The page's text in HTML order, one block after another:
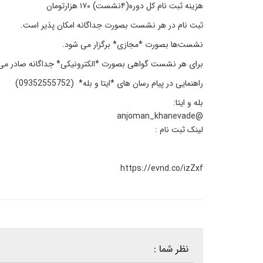
هزینه ثبت نام کل دوره(۴نشست) ۱۷۰ هزارتومان
ثبت نام در هر نشست‌ بصورت جداگانه امکان پذیر است.
نشست‌ها بصورت *مجازی* برگزار می شود.
برای هر نشست گواهی بصورت *الکترونیکی* جداگانه صادر
راهنمایی در پیام رسان های *ایتا و بله* (09352555752)
بله و ایتا:
@anjoman_khanevade
لینک ثبت نام :
https://evnd.co/izZxf
نظر شما :